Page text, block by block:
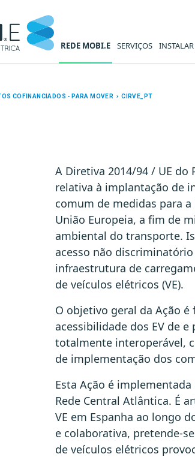
REDE MOBI.E SERVIÇOS
COFINANCIADOS - PARA MOVER › CIRVE_PT
A Diretiva 2014/94 / UE do
relativa à implantação de
comum de medidas para
União Europeia, a fim de
ambiental do transporte.
acesso não
infraestrutura de
de veículos elétricos (VE).
O objetivo geral da Ação
acessibilidade dos EV de
totalmente interoperável,
de implementação dos
Esta Ação é
Rede Central Atlântica. É
VE em Espanha ao longo
e colaborativa, pretende-
de veículos elétricos